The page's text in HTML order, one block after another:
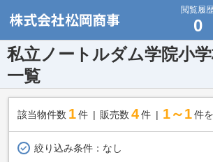
閲覧履
0
私立ノートルダム学院小
一覧
該当物件数 1件 販売数 4 件 1～1 件
絞り込み条件： なし